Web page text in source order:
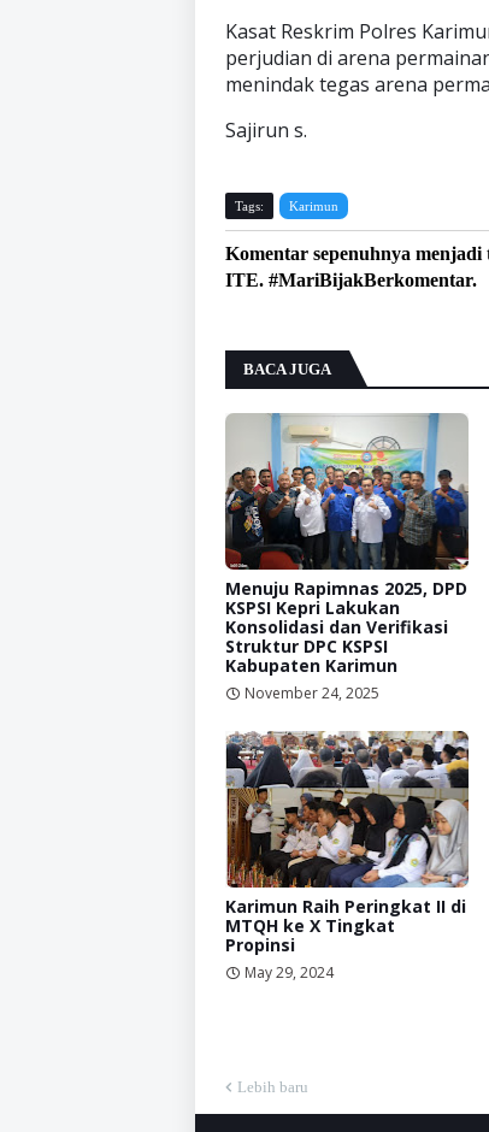
Kasat Reskrim Polres
perjudian di arena
menindak tegas arena
Sajirun s.
Tags: Karimun
Komentar sepenuhnya
ITE. #MariBijakBerkomentar.
BACA JUGA
Menuju Rapimnas 2025, DPD
KSPSI Kepri Lakukan
Konsolidasi dan Verifikasi
Struktur DPC KSPSI
Kabupaten Karimun
November 24, 2025
Karimun Raih Peringkat II di
MTQH ke X Tingkat
Propinsi
May 29, 2024
Lebih baru